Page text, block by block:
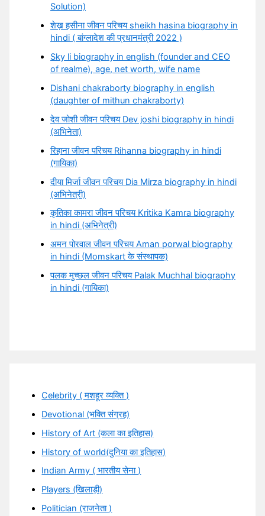
Solution)
शेख़ हसीना जीवन परिचय sheikh hasina biography in
hindi ( बांग्लादेश की प्रधानमंत्री 2022 )
Sky li biography in english (founder and CEO
of realme), age, net worth, wife name
Dishani chakraborty biography in english
(daughter of mithun chakraborty)
देव जोशी जीवन परिचय Dev joshi biography in hindi
(अभिनेता)
रिहाना जीवन परिचय Rihanna biography in hindi
(गायिका)
दीया मिर्जा जीवन परिचय Dia Mirza biography in hindi
(अभिनेत्री)
कृतिका कामरा जीवन परिचय Kritika Kamra biography
in hindi (अभिनेत्री)
अमन पोरवाल जीवन परिचय Aman porwal biography
in hindi (Momskart के संस्थापक)
पलक मुच्छल जीवन परिचय Palak Muchhal biography
in hindi (गायिका)
Celebrity ( मशहूर व्यक्ति )
Devotional (भक्ति संग्रह)
History of Art (कला का इतिहास)
History of world(दुनिया का इतिहास)
Indian Army ( भारतीय सेना )
Players (खिलाड़ी)
Politician (राजनेता )